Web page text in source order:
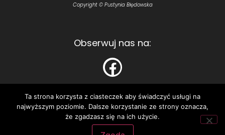
Copyright © Pustynia Błędowska
Obserwuj nas na:
Polecamy:
Astelo – personalizowane koszulki i bluzy
Ta strona korzysta z ciasteczek aby świadczyć usługi na
najwyższym poziomie. Dalsze korzystanie ze strony oznacza,
że zgadzasz się na ich użycie.